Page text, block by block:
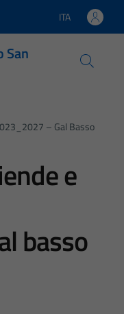
Lingua attiva:
ITA
San
– Gal Basso
e
basso